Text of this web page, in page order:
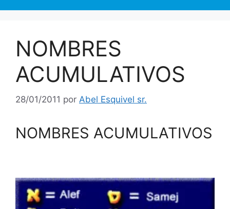
NOMBRES
ACUMULATIVOS
28/01/2011 por Abel Esquivel sr.
NOMBRES ACUMULATIVOS